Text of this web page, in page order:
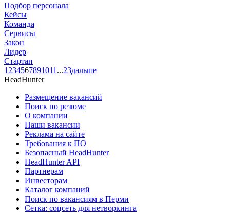
Подбор персонала
Кейсы
Команда
Сервисы
Закон
Лидер
Стартап
1 234567891011 ...23дальше
HeadHunter
Размещение вакансий
Поиск по резюме
О компании
Наши вакансии
Реклама на сайте
Требования к ПО
Безопасный HeadHunter
HeadHunter API
Партнерам
Инвесторам
Каталог компаний
Поиск по вакансиям в Перми
Сетка: соцсеть для нетворкинга